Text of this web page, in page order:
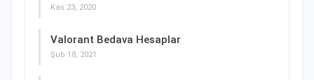
Kas 23, 2020
Valorant Bedava Hesaplar
Şub 18, 2021